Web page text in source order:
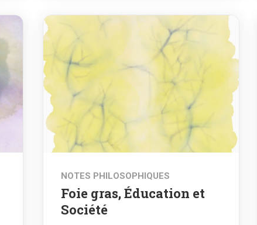
NOTES PHILOSOPHIQUES
Foie gras, Éducation et
Société